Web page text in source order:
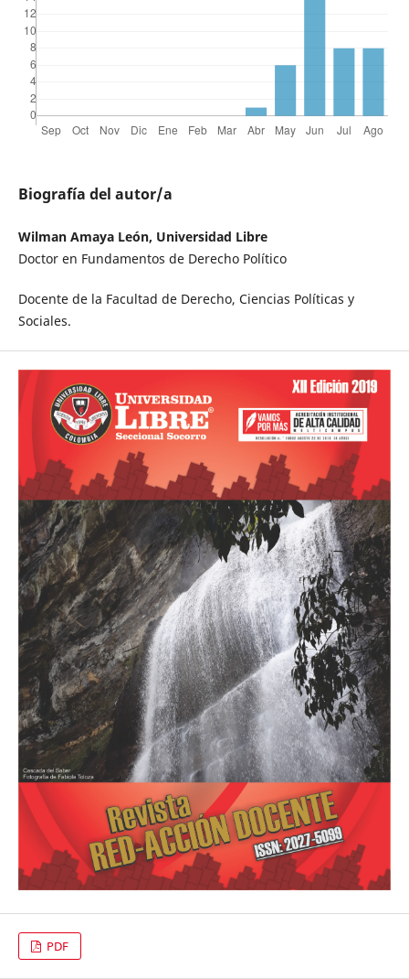
Biografía del autor/a
Wilman Amaya León, Universidad Libre
Doctor en Fundamentos de Derecho Político
Docente de la Facultad de Derecho, Ciencias Políticas y
Sociales.
PDF